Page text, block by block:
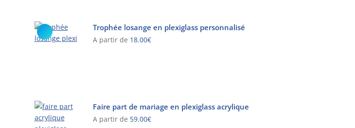
plusieurs
variations.
sur
la
Trophée losange en plexiglass personnalisé
A partir de 18.00€
Les
options
Faire part de mariage en plexiglass acrylique
A partir de 59.00€